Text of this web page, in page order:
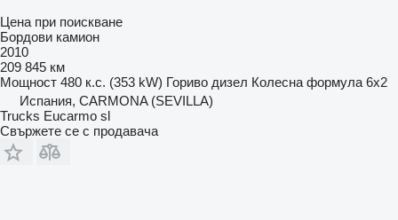
Цена при поискване
Бордови камион
2010
209 845 км
Мощност 480 к.с. (353 kW) Гориво дизел Колесна формула 6x2
Испания, CARMONA (SEVILLA)
Trucks Eucarmo sl
Свържете се с продавача